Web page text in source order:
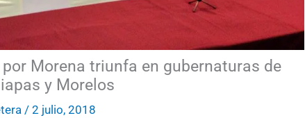
Morena triunfa en gubernaturas de
y Morelos
/ 2 julio, 2018